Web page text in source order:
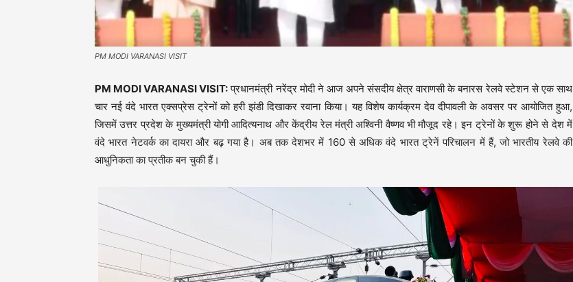
PM MODI VARANASI VISIT
PM MODI VARANASI VISIT:प्रधानमंत्री नरेंद्र मोदी ने आज अपने संसदीय क्षेत्र वाराणसी के बनारस रेलवे स्टेशन से एक साथ
चार नई वंदे भारत एक्सप्रेस ट्रेनों को हरी झंडी दिखाकर रवाना किया। यह विशेष कार्यक्रम देव दीपावली के अवसर पर आयोजित हुआ,
जिसमें उत्तर प्रदेश के मुख्यमंत्री योगी आदित्यनाथ और केंद्रीय रेल मंत्री अश्विनी वैष्णव भी मौजूद रहे। इन ट्रेनों के शुरू होने से देश में
वंदे भारत नेटवर्क का दायरा और बढ़ गया है। अब तक देशभर में 160 से अधिक वंदे भारत ट्रेनें परिचालन में हैं, जो भारतीय रेलवे की
आधुनिकता का प्रतीक बन चुकी हैं।